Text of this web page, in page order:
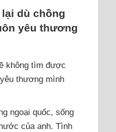
dù chồng
yêu thương
không tìm được
thương mình
ngoại quốc, sống
của anh. Tình